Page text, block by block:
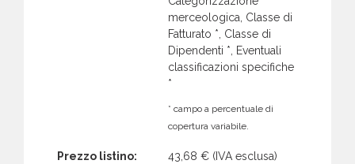
merceologica, Classe di
Fatturato *, Classe di
Dipendenti *, Eventuali
classificazioni specifiche
*
* campo a percentuale di
copertura variabile.
Prezzo listino: 43,68 € (IVA esclusa)